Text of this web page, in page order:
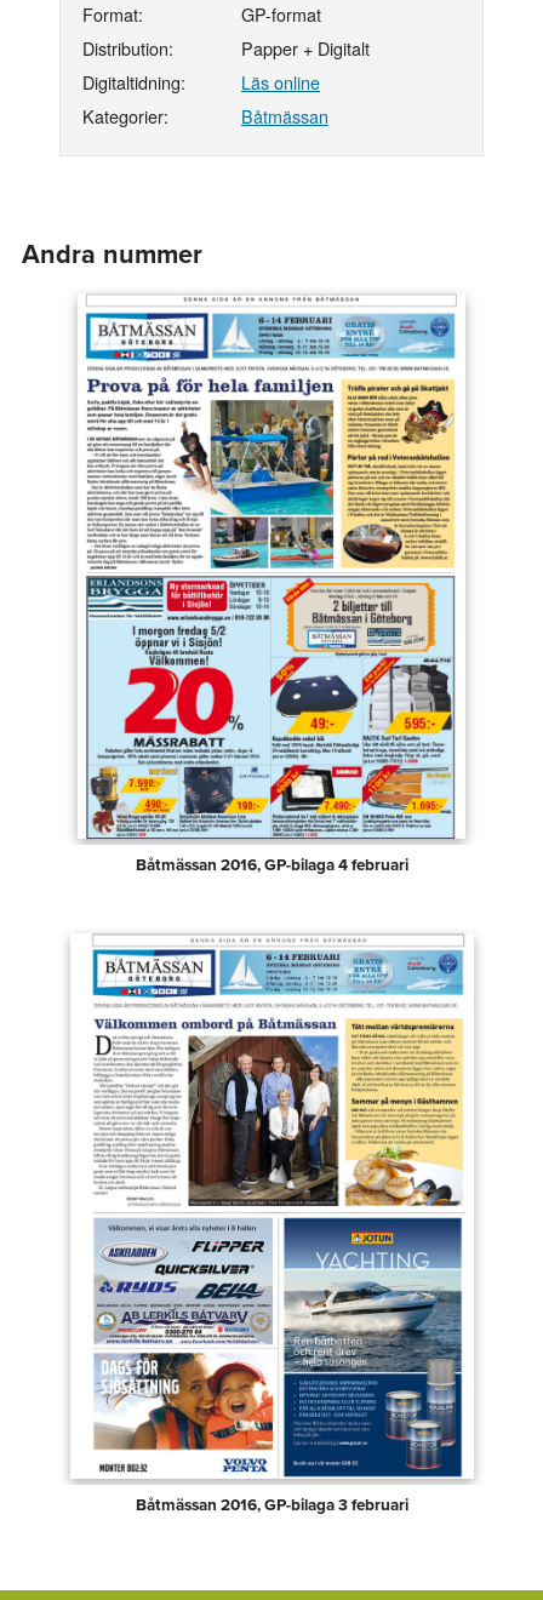
Format:
GP-format
Distribution:
Papper + Digitalt
Digitaltidning:
Läs online
Kategorier:
Båtmässan
Andra nummer
Båtmässan 2016, GP-bilaga 4 februari
Båtmässan 2016, GP-bilaga 3 februari